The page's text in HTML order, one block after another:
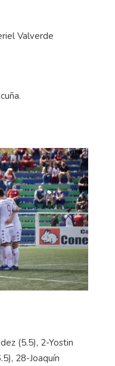
Valverde
(5.5), 2-Yostin
28-Joaquín